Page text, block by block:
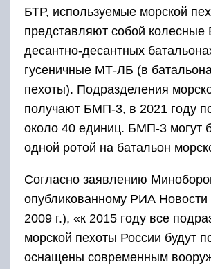
БТР, используемые морской
представляют собой колесные
десантно-десантных
гусеничные МТ-ЛБ (в
пехоты). Подразделения
получают БМП-3, в 2021 году
около 40 единиц. БМП-3 могут
одной ротой на батальон
Согласно заявлению
опубликованному РИА Новости
2009 г.), «к 2015 году все
морской пехоты России будут
оснащены современным